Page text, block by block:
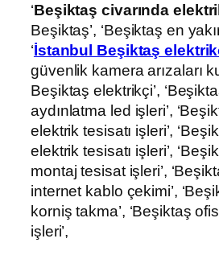
‘Beşiktaş civarında
Beşiktaş’, ‘Beşiktaş en
‘İstanbul Beşiktaş
güvenlik kamera arızaları
Beşiktaş elektrikçi’,
aydınlatma led işleri’,
elektrik tesisatı işleri’,
elektrik tesisatı işleri’,
montaj tesisat işleri’,
internet kablo çekimi’,
korniş takma’, ‘Beşiktaş
işleri’,